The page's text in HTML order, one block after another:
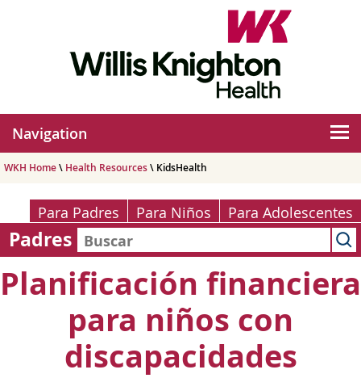
Navigation
WKH Home\ Health Resources\ KidsHealth
Para Padres Para Niños Para Adolescentes
Padres
Planificación financiera
para niños con
discapacidades